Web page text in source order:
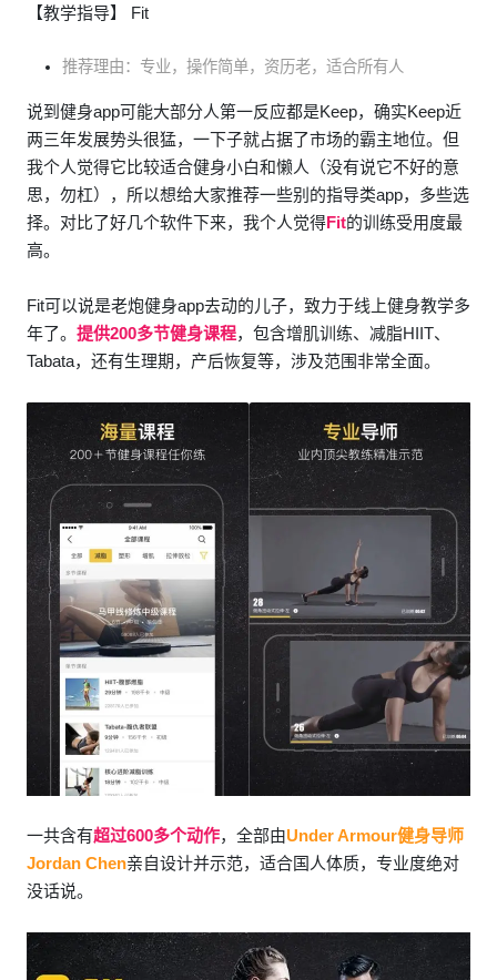
【教学指导】 Fit
推荐理由：专业，操作简单，资历老，适合所有人
说到健身app可能大部分人第一反应都是Keep，确实Keep近
两三年发展势头很猛，一下子就占据了市场的霸主地位。但
我个人觉得它比较适合健身小白和懒人（没有说它不好的意
思，勿杠），所以想给大家推荐一些别的指导类app，多些选
择。对比了好几个软件下来，我个人觉得Fit的训练受用度最
高。
Fit可以说是老炮健身app去动的儿子，致力于线上健身教学多
年了。 提供200多节健身课程，包含增肌训练、减脂HIIT、
Tabata，还有生理期，产后恢复等，涉及范围非常全面。
一共含有超过600多个动作，全部由Under Armour健身导师
Jordan Chen亲自设计并示范，适合国人体质，专业度绝对
没话说。